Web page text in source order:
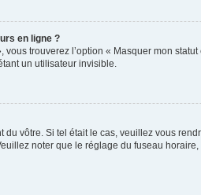
en ligne ?
trouverez l’option « Masquer mon
un utilisateur invisible.
vôtre. Si tel était le cas, veuillez vous
noter que le réglage du fuseau